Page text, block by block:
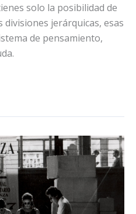
solo la posibilidad de
jerárquicas, esas
de pensamiento,